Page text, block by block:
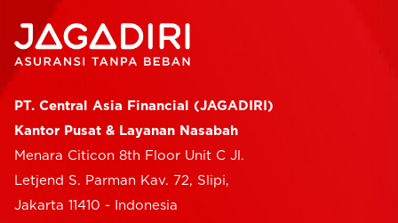
PT. Central Asia Financial (JAGADIRI)
Kantor Pusat & Layanan Nasabah
Menara Citicon 8th Floor Unit C Jl.
Letjend S. Parman Kav. 72, Slipi,
Jakarta 11410 - Indonesia